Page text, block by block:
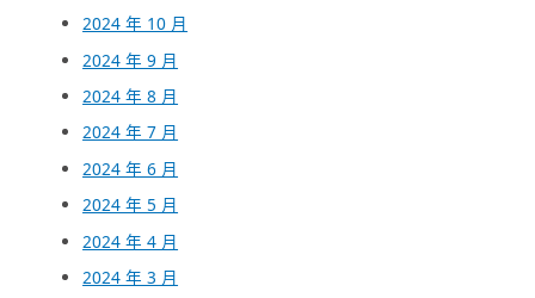
2024 年 10 月
2024 年 9 月
2024 年 8 月
2024 年 7 月
2024 年 6 月
2024 年 5 月
2024 年 4 月
2024 年 3 月